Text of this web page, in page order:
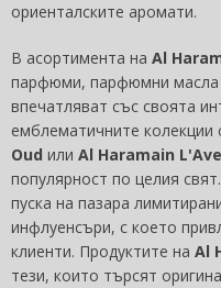
ориенталските аромати.
В асортимента на Al
парфюми, парфюмни масла
впечатляват със своята
емблематичните колекции
Oud или Al Haramain
популярност по целия
пуска на пазара
инфлуенсъри, с което
клиенти. Продуктите на Al
тези, които търсят